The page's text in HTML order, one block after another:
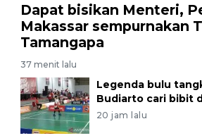
Dapat bisikan Menteri,
Makassar sempurnakan
Tamangapa
37 menit lalu
Legenda bulu
Budiarto cari bibit
20 jam lalu